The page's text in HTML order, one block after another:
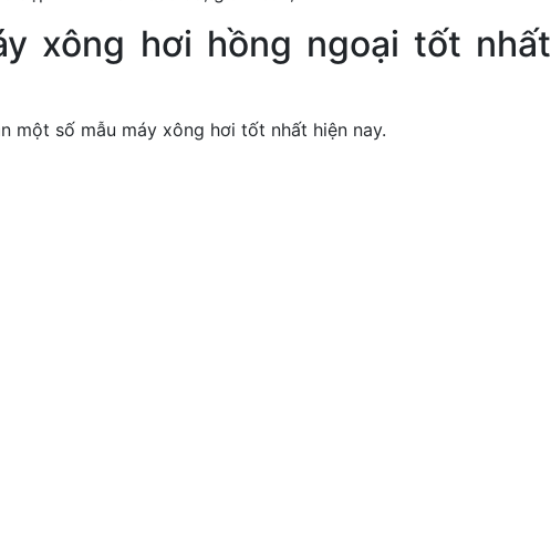
xông hơi hồng ngoại tốt nhất
một số mẫu máy xông hơi tốt nhất hiện nay.